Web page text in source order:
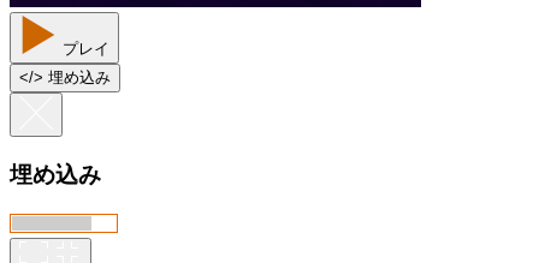
プレイ
</> 埋め込み
埋め込み